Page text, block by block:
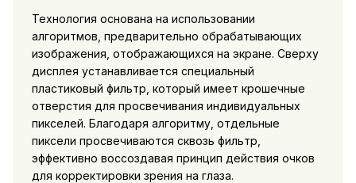
Технология основана на использовании
алгоритмов, предварительно обрабатывающих
изображения, отображающихся на экране. Сверху
дисплея устанавливается специальный
пластиковый фильтр, который имеет крошечные
отверстия для просвечивания индивидуальных
пикселей. Благодаря алгоритму, отдельные
пиксели просвечиваются сквозь фильтр,
эффективно воссоздавая принцип действия очков
для корректировки зрения на глаза.